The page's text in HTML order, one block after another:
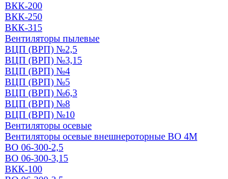
ВКК-200
ВКК-250
ВКК-315
Вентиляторы пылевые
ВЦП (ВРП) №2,5
ВЦП (ВРП) №3,15
ВЦП (ВРП) №4
ВЦП (ВРП) №5
ВЦП (ВРП) №6,3
ВЦП (ВРП) №8
ВЦП (ВРП) №10
Вентиляторы осевые
Вентиляторы осевые внешнероторные ВО 4М
ВО 06-300-2,5
ВО 06-300-3,15
ВКК-100